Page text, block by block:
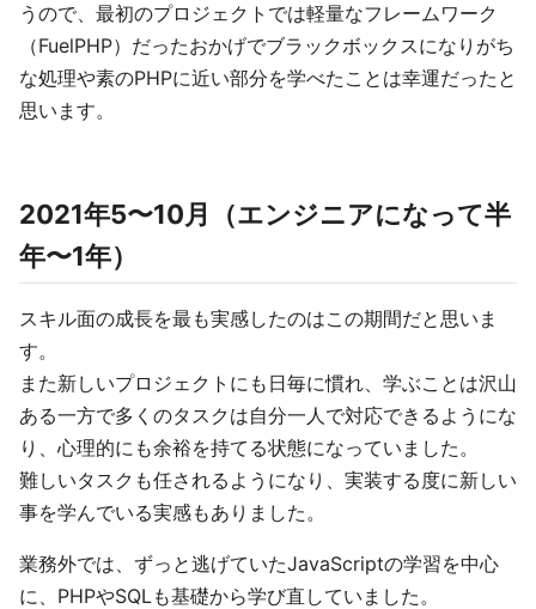
うので、最初のプロジェクトでは軽量なフレームワーク
（FuelPHP）だったおかげでブラックボックスになりがち
な処理や素のPHPに近い部分を学べたことは幸運だったと
思います。
2021年5〜10月（エンジニアになって半
年〜1年）
スキル面の成長を最も実感したのはこの期間だと思いま
す。
また新しいプロジェクトにも日毎に慣れ、学ぶことは沢山
ある一方で多くのタスクは自分一人で対応できるようにな
り、心理的にも余裕を持てる状態になっていました。
難しいタスクも任されるようになり、実装する度に新しい
事を学んでいる実感もありました。
業務外では、ずっと逃げていたJavaScriptの学習を中心
に、PHPやSQLも基礎から学び直していました。